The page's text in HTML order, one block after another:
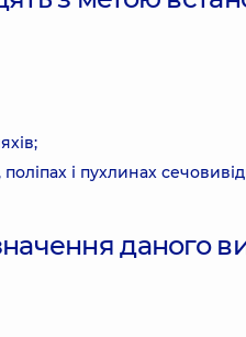
і пухлинах
даного